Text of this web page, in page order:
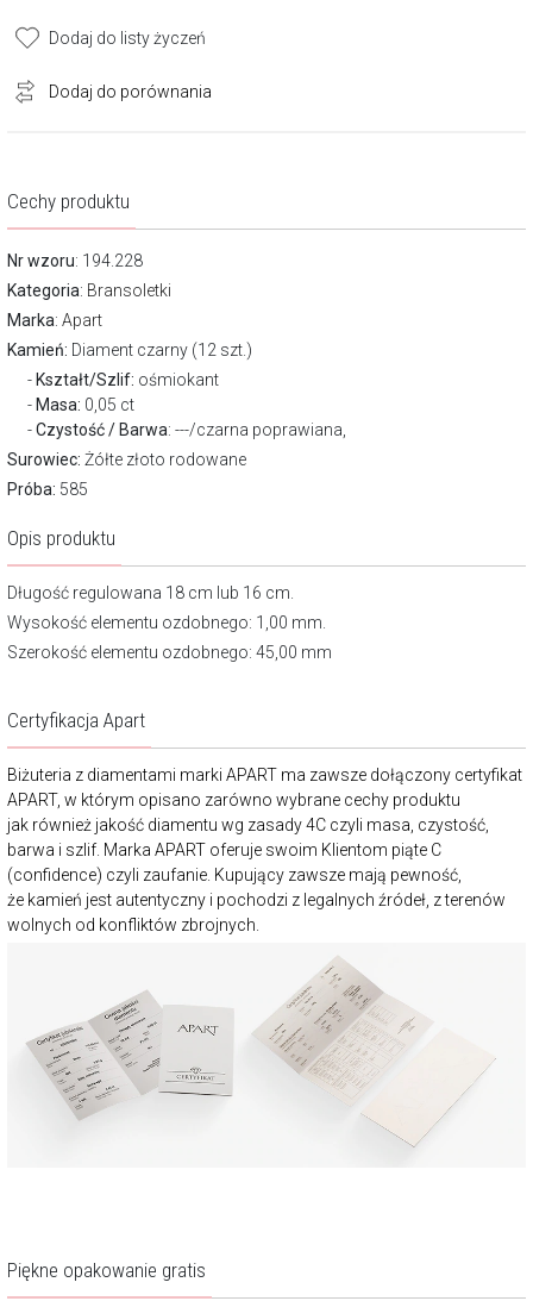
Dodaj do listy życzeń
Dodaj do porównania
Cechy produktu
Nr wzoru: 194.228
Kategoria: Bransoletki
Marka: Apart
Kamień: Diament czarny (12 szt.)
Kształt/Szlif: ośmiokant
Masa: 0,05 ct
Czystość / Barwa: ---/czarna poprawiana,
Surowiec: Żółte złoto rodowane
Próba: 585
Opis produktu
Długość regulowana 18 cm lub 16 cm.
Wysokość elementu ozdobnego: 1,00 mm.
Szerokość elementu ozdobnego: 45,00 mm
Certyfikacja Apart
Biżuteria z diamentami marki APART ma zawsze dołączony certyfikat
APART, w którym opisano zarówno wybrane cechy produktu
jak również jakość diamentu wg zasady 4C czyli masa, czystość,
barwa i szlif. Marka APART oferuje swoim Klientom piąte C
(confidence) czyli zaufanie. Kupujący zawsze mają pewność,
że kamień jest autentyczny i pochodzi z legalnych źródeł, z terenów
wolnych od konfliktów zbrojnych.
Piękne opakowanie gratis